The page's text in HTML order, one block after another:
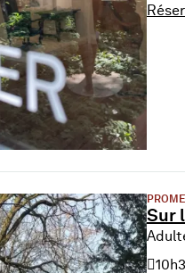
21 Aug. 2026Sur